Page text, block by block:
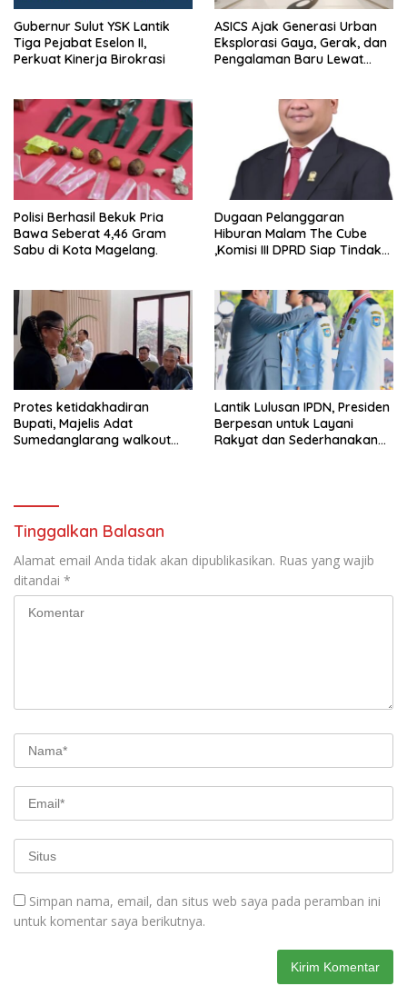
Gubernur Sulut YSK Lantik
Tiga Pejabat Eselon II,
Perkuat Kinerja Birokrasi
ASICS Ajak Generasi Urban
Eksplorasi Gaya, Gerak, dan
Pengalaman Baru Lewat
Polisi Berhasil Bekuk Pria
Bawa Seberat 4,46 Gram
Sabu di Kota Magelang.
Dugaan Pelanggaran
Hiburan Malam The Cube
,Komisi III DPRD Siap Tindak
Protes ketidakhadiran
Bupati, Majelis Adat
Sumedanglarang walkout
Lantik Lulusan IPDN, Presiden
Berpesan untuk Layani
Rakyat dan Sederhanakan
Tinggalkan Balasan
Alamat email Anda tidak akan dipublikasikan. Ruas yang wajib
ditandai *
Simpan nama, email, dan situs web saya pada peramban ini
untuk komentar saya berikutnya.